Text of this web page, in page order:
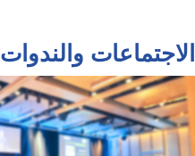
الاجتماعات والندوات